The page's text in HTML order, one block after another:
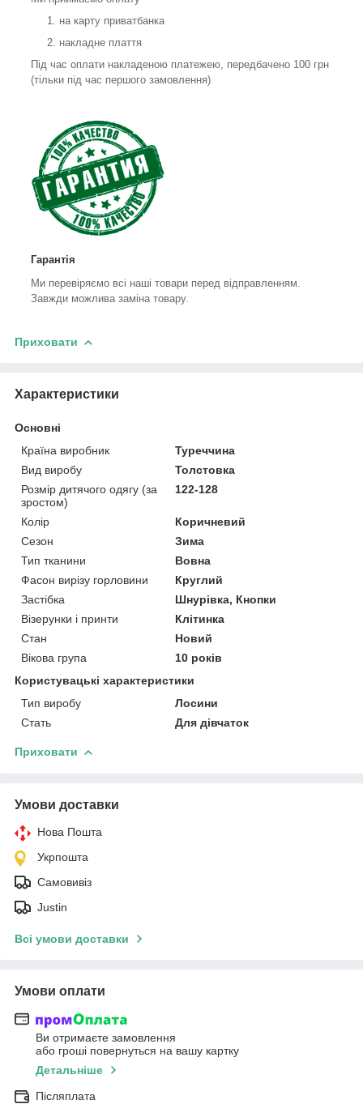
на карту приватбанка
накладне плаття
Під час оплати накладеною платежею, передбачено 100 грн
(тільки під час першого замовлення)
Гарантія
Ми перевіряємо всі наші товари перед відправленням.
Завжди можлива заміна товару.
Приховати
Характеристики
Основні
Країна виробник
Туреччина
Вид виробу
Толстовка
Розмір дитячого одягу (за
зростом)
122-128
Колір
Коричневий
Сезон
Зима
Тип тканини
Вовна
Фасон вирізу горловини
Круглий
Застібка
Шнурівка, Кнопки
Візерунки і принти
Клітинка
Стан
Новий
Вікова група
10 років
Користувацькі характеристики
Тип виробу
Лосини
Стать
Для дівчаток
Приховати
Умови доставки
Нова Пошта
Укрпошта
Самовивіз
Justin
Всі умови доставки
Умови оплати
Ви отримаєте замовлення
або гроші повернуться на вашу картку
Детальніше
Післяплата